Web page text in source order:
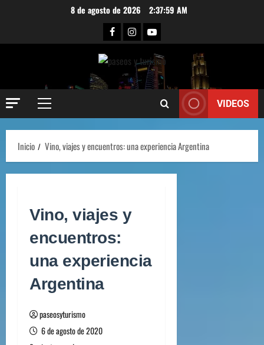
8 de agosto de 2026 2:38:00 AM
VIDEOS
Inicio Vino, viajes y encuentros: una experiencia Argentina
Vino, viajes y
encuentros:
una experiencia
Argentina
paseosyturismo
6 de agosto de 2020